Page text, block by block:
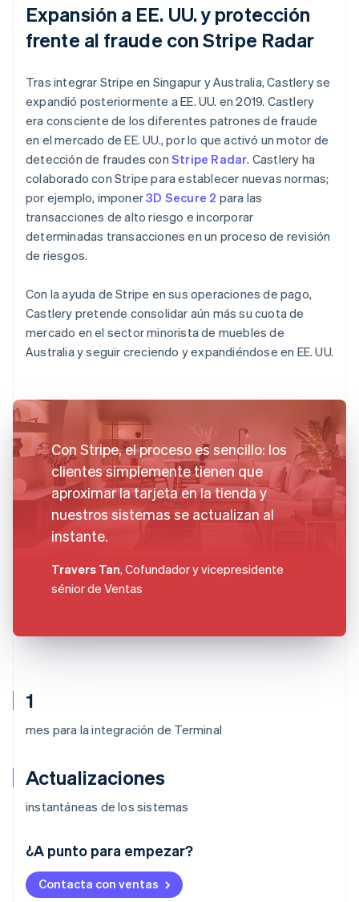
1
mes para la integración de Terminal
Actualizaciones
instantáneas de los sistemas
¿A punto para empezar?
Contacta con ventas
Expansión a EE. UU. y protección
frente al fraude con Stripe Radar
Tras integrar Stripe en Singapur y Australia, Castlery se
expandió posteriormente a EE. UU. en 2019. Castlery
era consciente de los diferentes patrones de fraude
en el mercado de EE. UU., por lo que activó un motor de
detección de fraudes con Stripe Radar. Castlery ha
colaborado con Stripe para establecer nuevas normas;
por ejemplo, imponer3D Secure 2 para las
transacciones de alto riesgo e incorporar
determinadas transacciones en un proceso de revisión
de riesgos.
Con la ayuda de Stripe en sus operaciones de pago,
Castlery pretende consolidar aún más su cuota de
mercado en el sector minorista de muebles de
Australia y seguir creciendo y expandiéndose en EE. UU.
Con Stripe, el proceso es sencillo: los
clientes simplemente tienen que
aproximar la tarjeta en la tienda y
nuestros sistemas se actualizan al
instante.
Travers Tan, Cofundador y vicepresidente
sénior de Ventas
Alemania
Deutsch English
Australia
English